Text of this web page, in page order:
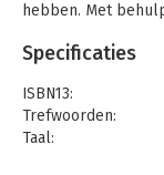
hebben. Met
in het schrijven.
'Nota Bene!'
eerste drie
schrijven, de
Specificaties
ISBN13:
Trefwoorden:
Taal: